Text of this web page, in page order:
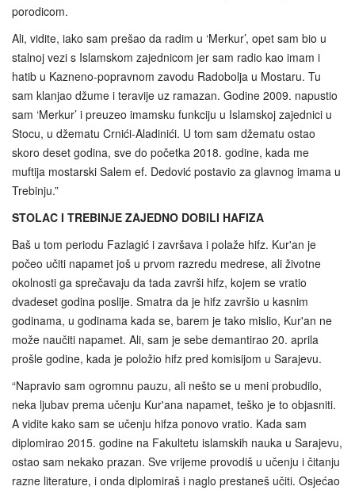
porodicom.
Ali, vidite, iako sam prešao da radim u ‘Merkur’, opet sam bio u
stalnoj vezi s Islamskom zajednicom jer sam radio kao imam i
hatib u Kazneno‑popravnom zavodu Radobolja u Mostaru. Tu
sam klanjao džume i teravije uz ramazan. Godine 2009. napustio
sam ‘Merkur’ i preuzeo imamsku funkciju u Islamskoj zajednici u
Stocu, u džematu Crnići-Aladinići. U tom sam džematu ostao
skoro deset godina, sve do početka 2018. godine, kada me
muftija mostarski Salem ef. Dedović postavio za glavnog imama u
Trebinju.”
STOLAC I TREBINJE ZAJEDNO DOBILI HAFIZA
Baš u tom periodu Fazlagić i završava i polaže hifz. Kur'an je
počeo učiti napamet još u prvom razredu medrese, ali životne
okolnosti ga sprečavaju da tada završi hifz, kojem se vratio
dvadeset godina poslije. Smatra da je hifz završio u kasnim
godinama, u godinama kada se, barem je tako mislio, Kur'an ne
može naučiti napamet. Ali, sam je sebe demantirao 20. aprila
prošle godine, kada je položio hifz pred komisijom u Sarajevu.
“Napravio sam ogromnu pauzu, ali nešto se u meni probudilo,
neka ljubav prema učenju Kur'ana napamet, teško je to objasniti.
A vidite kako sam se učenju hifza ponovo vratio. Kada sam
diplomirao 2015. godine na Fakultetu islamskih nauka u Sarajevu,
ostao sam nekako prazan. Sve vrijeme provodiš u učenju i čitanju
razne literature, i onda diplomiraš i naglo prestaneš učiti. Osjećao